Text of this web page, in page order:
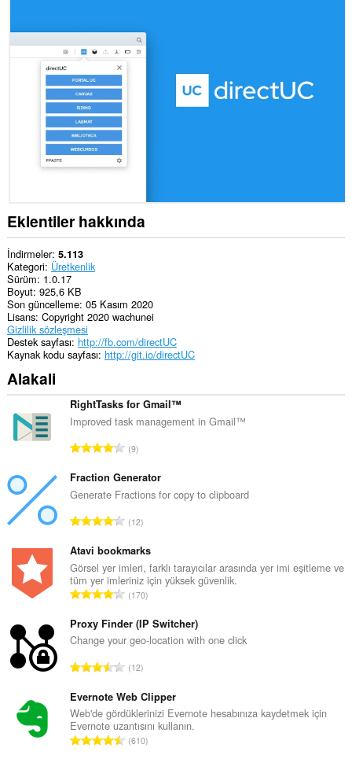
This
extension
notifications
tray.
Eklentiler hakkında
İndirmeler 5.113
Kategori Üretkenlik
Sürüm 1.0.17
Boyut 925,6 KB
Son güncelleme 05 Kasım 2020
Lisans Copyright 2020 wachunei
Gizlilik sözleşmesi
Destek sayfası http://fb.com/directUC
Kaynak kodu sayfası http://git.io/directUC
Alakali
RightTasks for Gmail™
Improved task management in Gmail™
T
p
l
m
y
s
a
y
ı
s
:
9
Fraction Generator
Generate Fractions for copy to clipboard
T
p
l
a
m
y
s
a
y
ı
s
ı
:
12
Atavi bookmarks
Görsel yer imleri, farklı tarayıcılar arasında yer imi eşitleme ve
tüm yer imleriniz için yüksek güvenlik.
T
p
l
m
y
s
a
y
170
Proxy Finder (IP Switcher)
Change your geo-location with one click
T
p
l
a
m
12
Evernote Web Clipper
Web'de gördüklerinizi Evernote hesabınıza kaydetmek için
Evernote uzantısını kullanın.
T610